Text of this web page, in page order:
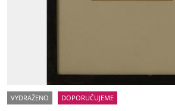
VYDRAŽENO DOPORUČUJEME